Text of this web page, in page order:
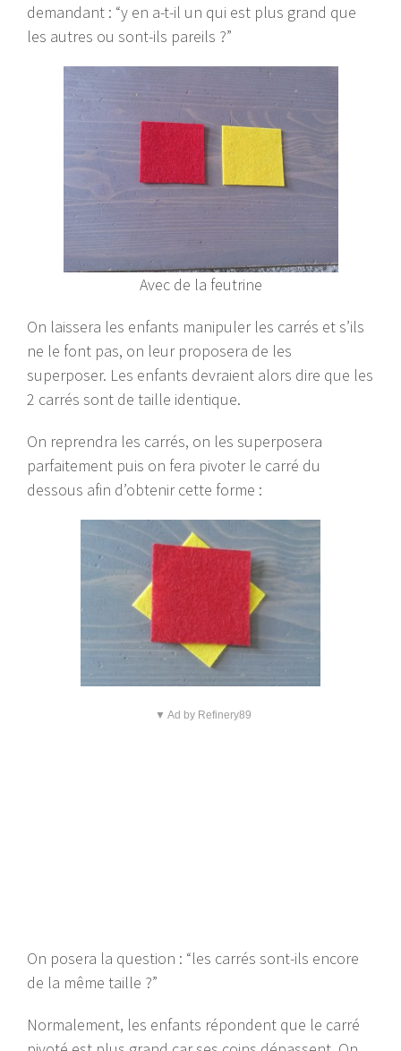
demandant : “y en a-t-il un qui est plus grand que
les autres ou sont-ils pareils ?”
Avec de la feutrine
On laissera les enfants manipuler les carrés et s’ils
ne le font pas, on leur proposera de les
superposer. Les enfants devraient alors dire que les
2 carrés sont de taille identique.
On reprendra les carrés, on les superposera
parfaitement puis on fera pivoter le carré du
dessous afin d’obtenir cette forme :
▼ Ad by Refinery89
On posera la question : “les carrés sont-ils encore
de la même taille ?”
Normalement, les enfants répondent que le carré